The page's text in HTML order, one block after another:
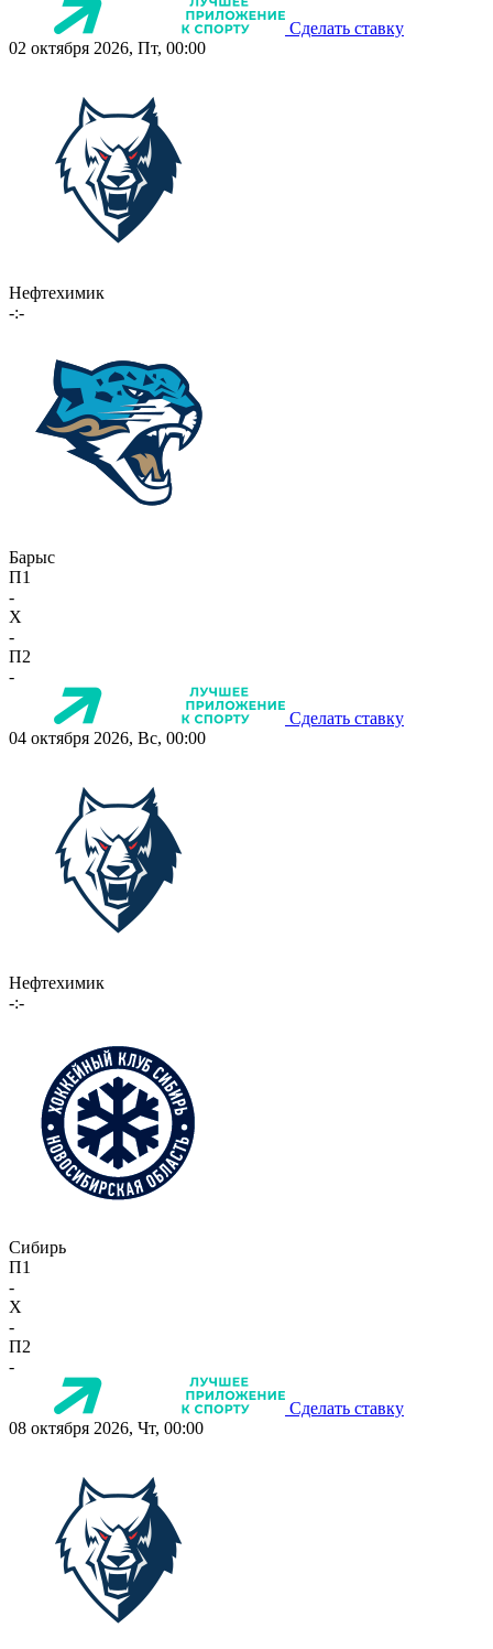
Сделать ставку
02 октября 2026, Пт, 00:00
Нефтехимик
-:-
Барыс
П1
-
X
-
П2
-
Сделать ставку
04 октября 2026, Вс, 00:00
Нефтехимик
-:-
Сибирь
П1
-
X
-
П2
-
Сделать ставку
08 октября 2026, Чт, 00:00